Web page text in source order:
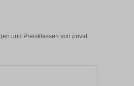
und Preisklassen von privat